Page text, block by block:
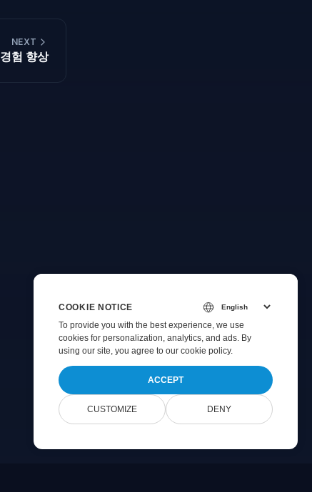
NEXT
험 향상
COOKIE NOTICE
To provide you with the best experience, we use
cookies for personalization, analytics, and ads. By
using our site, you agree to our cookie policy.
ACCEPT
CUSTOMIZE DENY